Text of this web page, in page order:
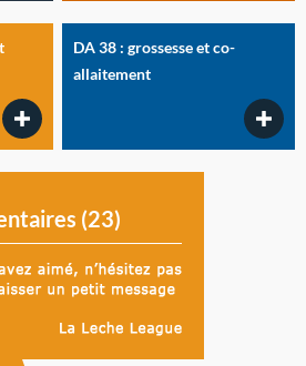
DA 38 : grossesse et co-
allaitement
(23)